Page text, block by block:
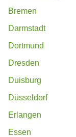
Bremen
Darmstadt
Dortmund
Dresden
Duisburg
Düsseldorf
Erlangen
Essen